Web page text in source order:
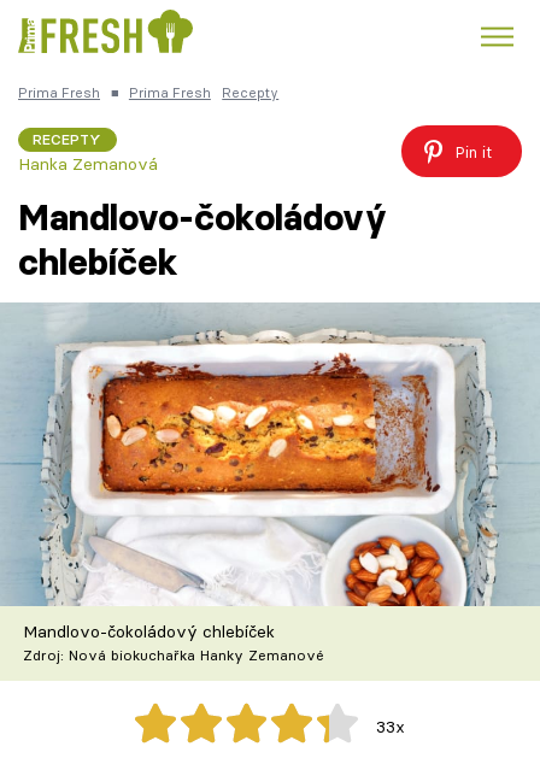
Česká kuchyně
Témata
Recepty
Články
TV Program
Škola vaření
Recepty z TV
Speciál: Cuketa
Těhotnej kuchař
Prima Fresh ■ Prima Fresh Recepty
RECEPTY
Hanka Zemanová
Pin it
Mandlovo-čokoládový
chlebíček
Mandlovo-čokoládový chlebíček
Zdroj: Nová biokuchařka Hanky Zemanové
33x